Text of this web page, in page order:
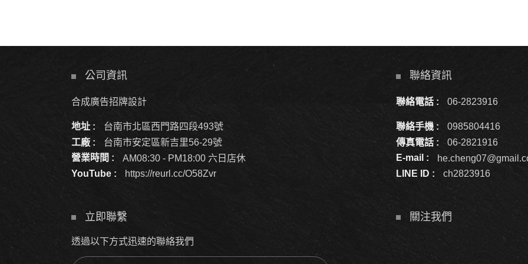
公司資訊
合成廣告招牌設計
地址 :
台南市北區西門路四段493號
工廠 :
台南市安定區新吉里56-29號
營業時間 :
AM08:30 - PM18:00 六日店休
YouTube :
https://reurl.cc/O58Zvr
聯絡資訊
聯絡電話 : 06-2823916
聯絡手機 :
0985804416
傳真電話 :
06-2821916
E-mail :
LINE ID :
ch2823916
立即聯繫
透過以下方式迅速的聯絡我們
關注我們